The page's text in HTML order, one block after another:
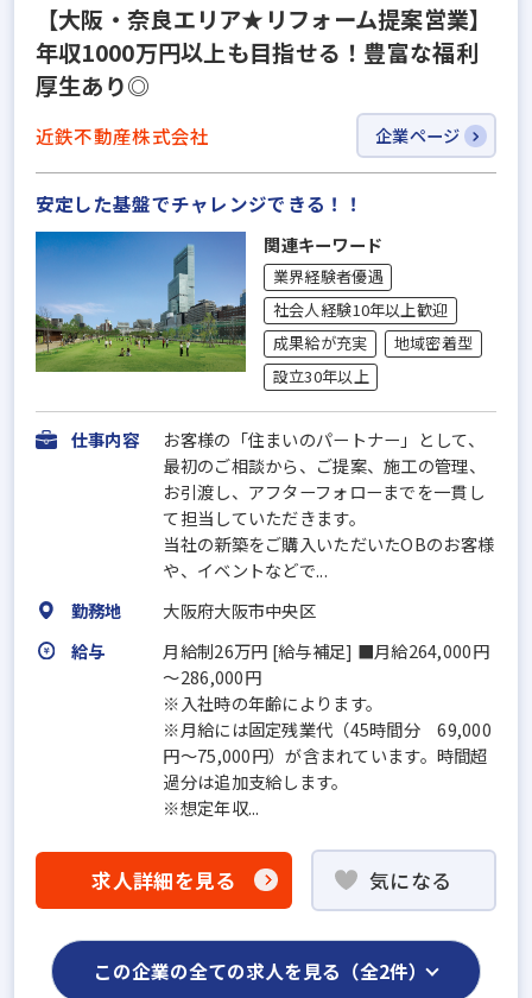
【大阪・奈良エリア★リフォーム提案営業】
年収1000万円以上も目指せる！豊富な福利
厚生あり◎
近鉄不動産株式会社 企業ページ
安定した基盤でチャレンジできる！！
関連キーワード
業界経験者優遇
社会人経験10年以上歓迎
成果給が充実
地域密着型
設立30年以上
仕事内容
お客様の「住まいのパートナー」として、
最初のご相談から、ご提案、施工の管理、
お引渡し、アフターフォローまでを一貫し
て担当していただきます。
当社の新築をご購入いただいたOBのお客様
や、イベントなどで...
勤務地
大阪府大阪市中央区
給与
月給制26万円 [給与補足] ■月給264,000円
～286,000円
※入社時の年齢によります。
※月給には固定残業代（45時間分 69,000
円～75,000円）が含まれています。時間超
過分は追加支給します。
※想定年収...
求人詳細を見る 気になる
この企業の全ての求人を見る（全2件）